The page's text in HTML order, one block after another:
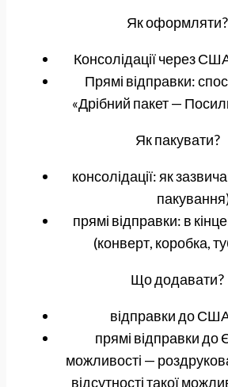
Як оформляти?
Консолідації через
Прямі відправки:
«Дрібний пакет —
Як пакувати?
консолідації: як
прямі відправки: в
(конверт, коробка,
Що додавати?
відправки до
прямі відправки до
можливості —
відсутності такої